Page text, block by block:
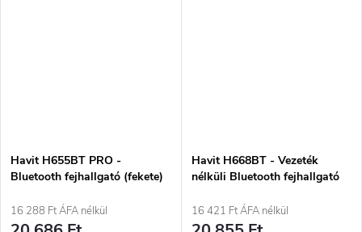
Havit H655BT PRO -
Bluetooth fejhallgató (fekete)
16 288 Ft ÁFA nélkül
Havit H668BT - Vezeték
nélküli Bluetooth fejhallgató
16 421 Ft ÁFA nélkül